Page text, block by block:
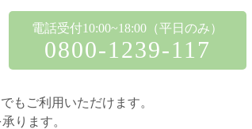
電話受付10:00~18:00（平日のみ）
0800-1239-117
もご利用いただけます。
ります。